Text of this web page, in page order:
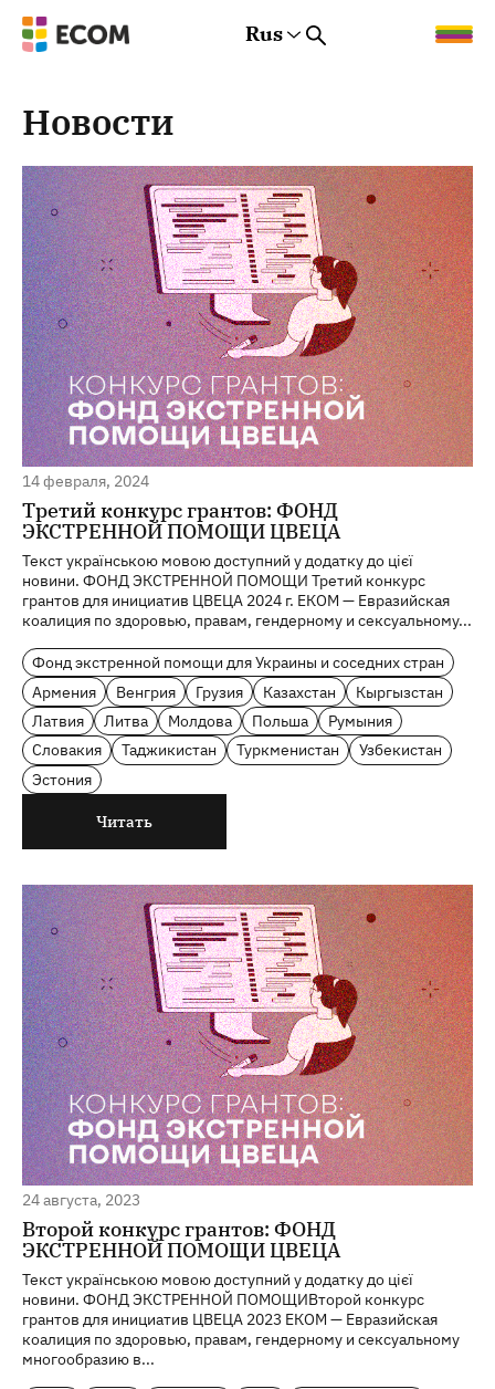
Rus
Новости
14 февраля, 2024
Третий конкурс грантов: ФОНД
ЭКСТРЕННОЙ ПОМОЩИ ЦВЕЦА
Текст українською мовою доступний у додатку до цієї
новини. ФОНД ЭКСТРЕННОЙ ПОМОЩИ Третий конкурс
грантов для инициатив ЦВЕЦА 2024 г. EКОМ — Евразийская
коалиция по здоровью, правам, гендерному и сексуальному...
Фонд экстренной помощи для Украины и соседних стран
Армения
Венгрия Грузия Казахстан
Кыргызстан
Латвия
Литва Молдова Польша
Румыния
Словакия
Таджикистан Туркменистан
Узбекистан
Эстония
Читать
24 августа, 2023
Второй конкурс грантов: ФОНД
ЭКСТРЕННОЙ ПОМОЩИ ЦВЕЦА
Текст українською мовою доступний у додатку до цієї
новини. ФОНД ЭКСТРЕННОЙ ПОМОЩИВторой конкурс
грантов для инициатив ЦВЕЦА 2023 EКОМ — Евразийская
коалиция по здоровью, правам, гендерному и сексуальному
многообразию в...